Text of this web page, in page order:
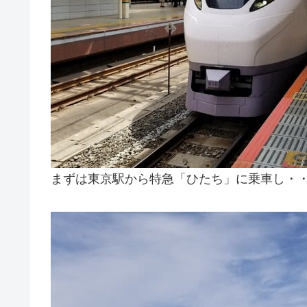
まずは東京駅から特急「ひたち」に乗車し・